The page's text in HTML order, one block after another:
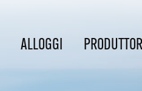
ALLOGGI